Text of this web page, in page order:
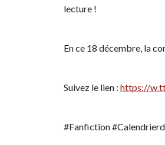
lecture !
En ce 18 décembre, la
Suivez le lien : https://
#Fanfiction